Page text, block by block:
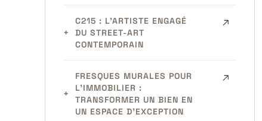
C215 : L’ARTISTE ENGAGÉ
DU STREET-ART
CONTEMPORAIN
FRESQUES MURALES POUR
L’IMMOBILIER :
TRANSFORMER UN BIEN EN
UN ESPACE D’EXCEPTION